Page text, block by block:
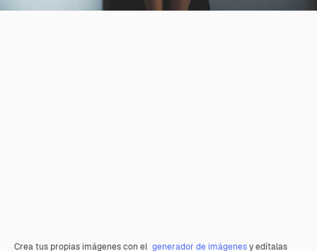
Crea tus propias imágenes con el generador de imágenesy edítalas